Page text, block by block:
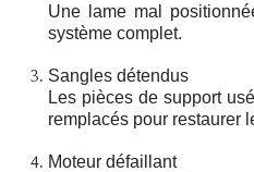
Une lame mal
système complet.
Sangles détendus
Les pièces de support
remplacés pour restaurer
Moteur défaillant